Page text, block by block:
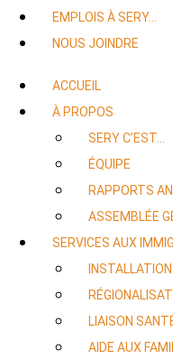
EMPLOIS À SERY…
NOUS JOINDRE
ACCUEIL
À PROPOS
SERY C’EST…
ÉQUIPE
RAPPORTS
ASSEMBLÉE
SERVICES AUX
LIAISON
AIDE AUX